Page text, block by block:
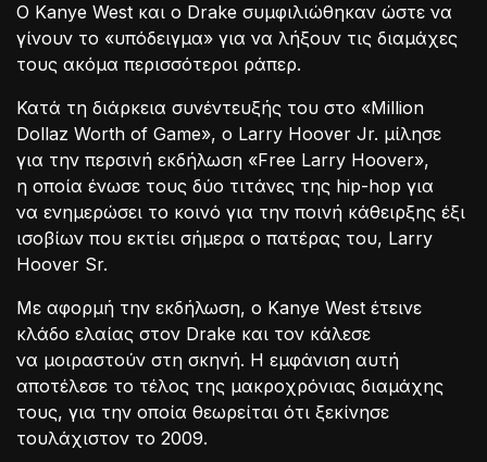
Ο Kanye West και ο Drake συμφιλιώθηκαν ώστε να
γίνουν το «υπόδειγμα» για να λήξουν τις διαμάχες
τους ακόμα περισσότεροι ράπερ.
Κατά τη διάρκεια συνέντευξής του στο «Million
Dollaz Worth of Game», ο Larry Hoover Jr. μίλησε
για την περσινή εκδήλωση «Free Larry Hoover»,
η οποία ένωσε τους δύο τιτάνες της hip-hop για
να ενημερώσει το κοινό για την ποινή κάθειρξης έξι
ισοβίων που εκτίει σήμερα ο πατέρας του, Larry
Hoover Sr.
Με αφορμή την εκδήλωση, ο Kanye West έτεινε
κλάδο ελαίας στον Drake και τον κάλεσε
να μοιραστούν στη σκηνή. Η εμφάνιση αυτή
αποτέλεσε το τέλος της μακροχρόνιας διαμάχης
τους, για την οποία θεωρείται ότι ξεκίνησε
τουλάχιστον το 2009.